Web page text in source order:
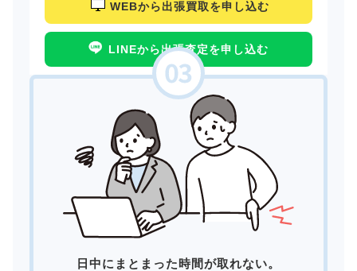
WEBから出張買取を申し込む
LINEから出張査定を申し込む
日中にまとまった時間が取れない。